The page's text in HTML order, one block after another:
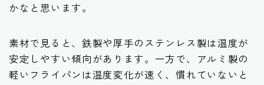
かなと思います。
素材で見ると、鉄製や厚手のステンレス製は温度が
安定しやすい傾向があります。一方で、アルミ製の
軽いフライパンは温度変化が速く、慣れていないと